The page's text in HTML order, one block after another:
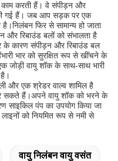
काम करती हैं। वे संपीड़न और
की गई हैं। जब आप सड़क पर एक
फिर से सामान्य हो जाता
और रिबाउंड बलों को संभालता है
कारण संपीड़न और रिबाउंड बल
भार को सुरक्षित रूप से खींचने के
वायु शॉक के साथ-साथ भारी
और एक श्रेडर वाल्व शामिल है
सकते हैं।अपने वायु शॉक को भरने के
साइकिल पंप का उपयोग किया जा
को नियमित रूप से नमी से
वायु निलंबन वायु वसंत